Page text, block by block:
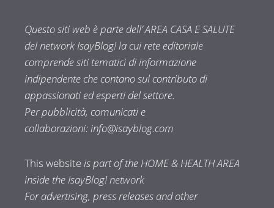
Questo siti web è parte dell’ AREA CASA E SALUTE
del network IsayBlog! la cui rete editoriale
comprende siti tematici di informazione
indipendente che contano sul contributo di
appassionati ed esperti del settore.
Per pubblicità, comunicati e
collaborazioni:info@isayblog.com
This websiteis part of the HOME & HEALTH AREA
inside the IsayBlog! network
For advertising, press releases and other